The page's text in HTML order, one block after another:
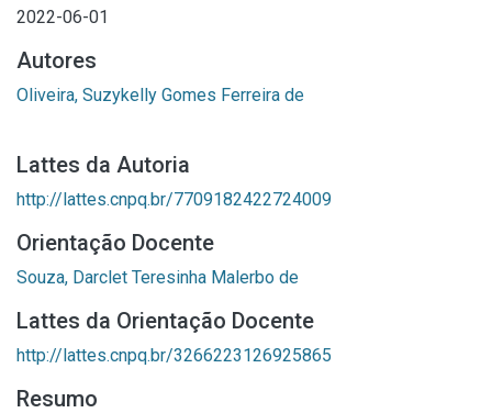
2022-06-01
Autores
Oliveira, Suzykelly Gomes Ferreira de
Lattes da Autoria
http://lattes.cnpq.br/7709182422724009
Orientação Docente
Souza, Darclet Teresinha Malerbo de
Lattes da Orientação Docente
http://lattes.cnpq.br/3266223126925865
Resumo